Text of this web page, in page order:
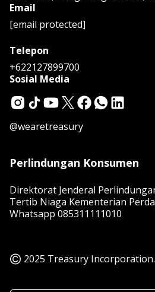
Email
[email protected]
Telepon
+622127899700
Sosial Media
@wearetreasury
Perlindungan Konsumen
Direktorat Jenderal
Tertib Niaga Kementerian
Whatsapp 085311111010
2025 Treasury